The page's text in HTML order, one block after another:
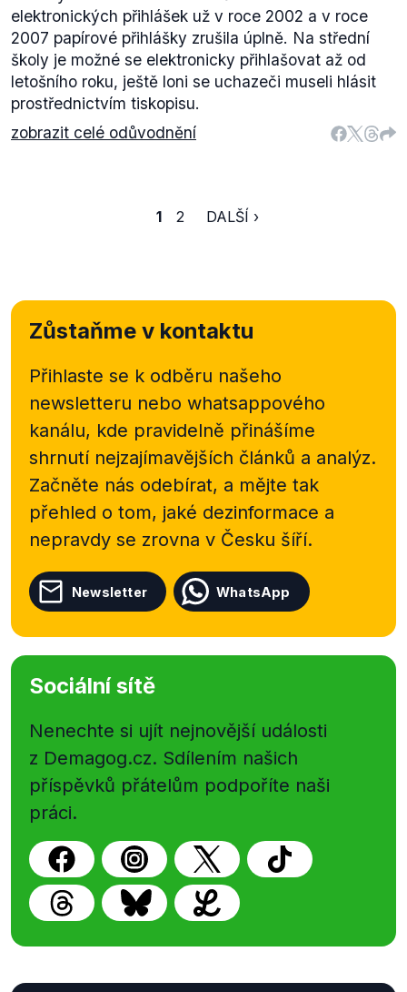
elektronických přihlášek už v roce 2002 a v roce
2007 papírové přihlášky zrušila úplně. Na střední
školy je možné se elektronicky přihlašovat až od
letošního roku, ještě loni se uchazeči museli hlásit
prostřednictvím tiskopisu.
zobrazit celé odůvodnění
1 2 DALŠÍ ›
Zůstaňme v kontaktu
Přihlaste se k odběru našeho
newsletteru nebo whatsappového
kanálu, kde pravidelně přinášíme
shrnutí nejzajímavějších článků a analýz.
Začněte nás odebírat, a mějte tak
přehled o tom, jaké dezinformace a
nepravdy se zrovna v Česku šíří.
Newsletter WhatsApp
Sociální sítě
Nenechte si ujít nejnovější události
z Demagog.cz. Sdílením našich
příspěvků přátelům podpoříte naši
práci.